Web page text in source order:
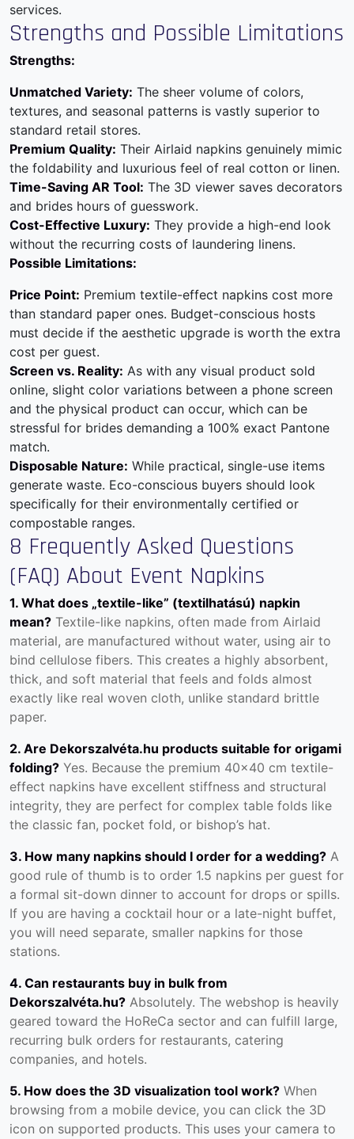
services.
Strengths and Possible Limitations
Strengths:
Unmatched Variety: The sheer volume of colors,
textures, and seasonal patterns is vastly superior to
standard retail stores.
Premium Quality: Their Airlaid napkins genuinely mimic
the foldability and luxurious feel of real cotton or linen.
Time-Saving AR Tool: The 3D viewer saves decorators
and brides hours of guesswork.
Cost-Effective Luxury: They provide a high-end look
without the recurring costs of laundering linens.
Possible Limitations:
Price Point: Premium textile-effect napkins cost more
than standard paper ones. Budget-conscious hosts
must decide if the aesthetic upgrade is worth the extra
cost per guest.
Screen vs. Reality: As with any visual product sold
online, slight color variations between a phone screen
and the physical product can occur, which can be
stressful for brides demanding a 100% exact Pantone
match.
Disposable Nature: While practical, single-use items
generate waste. Eco-conscious buyers should look
specifically for their environmentally certified or
compostable ranges.
8 Frequently Asked Questions
(FAQ) About Event Napkins
1. What does „textile-like” (textilhatású) napkin
mean? Textile-like napkins, often made from Airlaid
material, are manufactured without water, using air to
bind cellulose fibers. This creates a highly absorbent,
thick, and soft material that feels and folds almost
exactly like real woven cloth, unlike standard brittle
paper.
2. Are Dekorszalvéta.hu products suitable for origami
folding? Yes. Because the premium 40×40 cm textile-
effect napkins have excellent stiffness and structural
integrity, they are perfect for complex table folds like
the classic fan, pocket fold, or bishop’s hat.
3. How many napkins should I order for a wedding? A
good rule of thumb is to order 1.5 napkins per guest for
a formal sit-down dinner to account for drops or spills.
If you are having a cocktail hour or a late-night buffet,
you will need separate, smaller napkins for those
stations.
4. Can restaurants buy in bulk from
Dekorszalvéta.hu? Absolutely. The webshop is heavily
geared toward the HoReCa sector and can fulfill large,
recurring bulk orders for restaurants, catering
companies, and hotels.
5. How does the 3D visualization tool work? When
browsing from a mobile device, you can click the 3D
icon on supported products. This uses your camera to